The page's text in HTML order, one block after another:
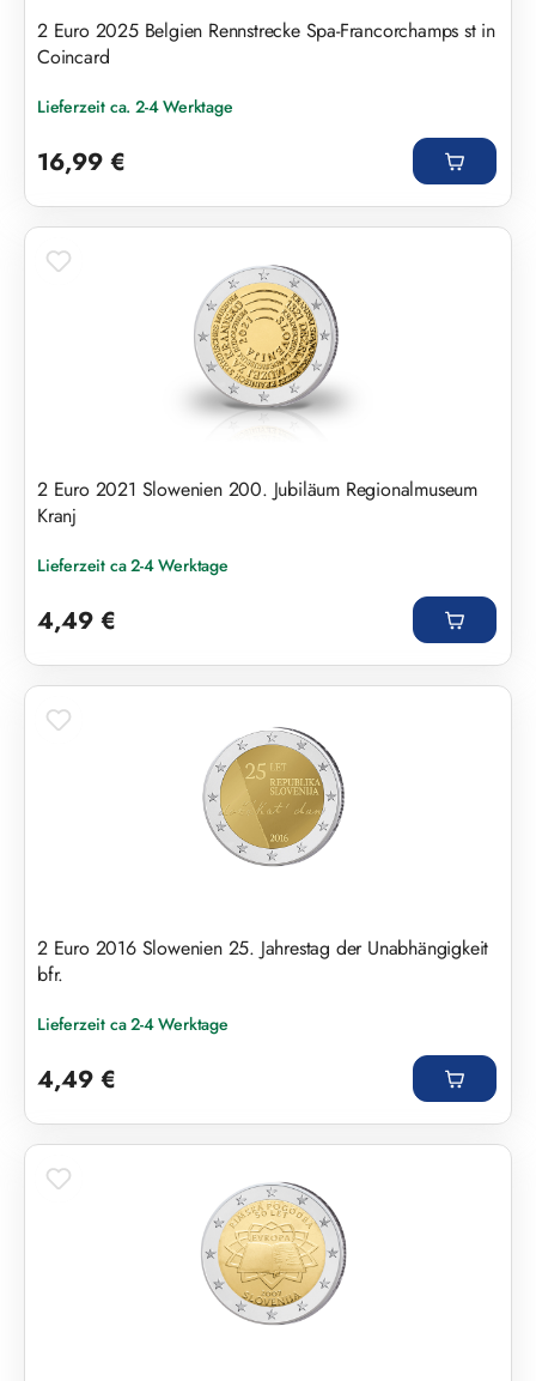
2 Euro 2025 Belgien Rennstrecke Spa-Francorchamps st in
Coincard
Lieferzeit ca. 2-4 Werktage
16,99 €
2 Euro 2021 Slowenien 200. Jubiläum Regionalmuseum
Kranj
Lieferzeit ca 2-4 Werktage
4,49 €
2 Euro 2016 Slowenien 25. Jahrestag der Unabhängigkeit
bfr.
Lieferzeit ca 2-4 Werktage
4,49 €